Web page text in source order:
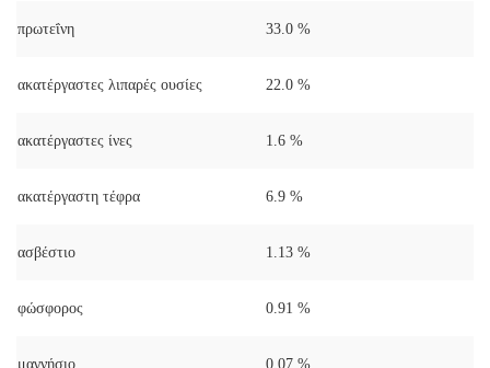
πρωτεΐνη 33.0 %
ακατέργαστες λιπαρές ουσίες 22.0 %
ακατέργαστες ίνες 1.6 %
ακατέργαστη τέφρα 6.9 %
ασβέστιο 1.13 %
φώσφορος 0.91 %
μαγνήσιο 0.07 %